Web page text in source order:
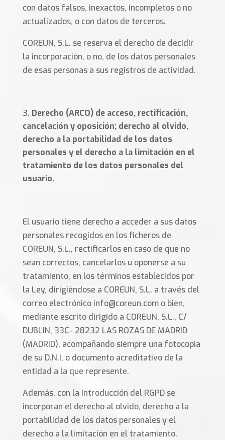
con datos falsos, inexactos, incompletos o no
actualizados, o con datos de terceros.
COREUN, S.L. se reserva el derecho de decidir
la incorporación, o no, de los datos personales
de esas personas a sus registros de actividad.
Derecho (ARCO) de acceso, rectificación,
cancelación y oposición; derecho al olvido,
derecho a la portabilidad de los datos
personales y el derecho a la limitación en el
tratamiento de los datos personales del
usuario.
El usuario tiene derecho a acceder a sus datos
personales recogidos en los ficheros de
COREUN, S.L., rectificarlos en caso de que no
sean correctos, cancelarlos u oponerse a su
tratamiento, en los términos establecidos por
la Ley, dirigiéndose a COREUN, S.L. a través del
correo electrónico info@coreun.com o bien,
mediante escrito dirigido a COREUN, S.L., C/
DUBLIN, 33C- 28232 LAS ROZAS DE MADRID
(MADRID), acompañando siempre una fotocopia
de su D.N.I, o documento acreditativo de la
entidad a la que represente.
Además, con la introducción del RGPD se
incorporan el derecho al olvido, derecho a la
portabilidad de los datos personales y el
derecho a la limitación en el tratamiento.